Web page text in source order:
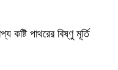
পাথরের বিষ্ণু মূর্তি